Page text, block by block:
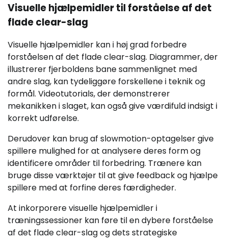
Visuelle hjælpemidler til forståelse af det
flade clear-slag
Visuelle hjælpemidler kan i høj grad forbedre
forståelsen af det flade clear-slag. Diagrammer, der
illustrerer fjerboldens bane sammenlignet med
andre slag, kan tydeliggøre forskellene i teknik og
formål. Videotutorials, der demonstrerer
mekanikken i slaget, kan også give værdifuld indsigt i
korrekt udførelse.
Derudover kan brug af slowmotion-optagelser give
spillere mulighed for at analysere deres form og
identificere områder til forbedring. Trænere kan
bruge disse værktøjer til at give feedback og hjælpe
spillere med at forfine deres færdigheder.
At inkorporere visuelle hjælpemidler i
træningssessioner kan føre til en dybere forståelse
af det flade clear-slag og dets strategiske